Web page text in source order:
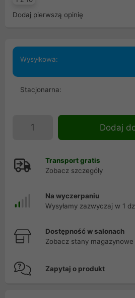
Dodaj pierwszą opinię
Wysyłkowa:
Stacjonarna:
Dodaj
Transport gratis
Zobacz szczegóły
Na wyczerpaniu
Wysyłamy zazwyczaj w 1
Dostępność w salonach
Zobacz stany magazynowe
Zapytaj o produkt